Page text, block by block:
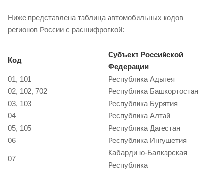
Ниже представлена таблица автомобильных кодов
регионов России с расшифровкой:
Код
Субъект Российской
Федерации
01, 101
Республика Адыгея
02, 102, 702
Республика Башкортостан
03, 103
Республика Бурятия
04
Республика Алтай
05, 105
Республика Дагестан
06
Республика Ингушетия
07
Кабардино-Балкарская
Республика